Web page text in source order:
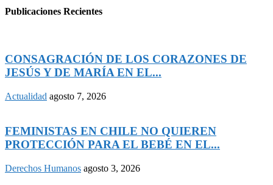
Publicaciones Recientes
CONSAGRACIÓN DE LOS CORAZONES DE
JESÚS Y DE MARÍA EN EL...
Actualidad agosto 7, 2026
FEMINISTAS EN CHILE NO QUIEREN
PROTECCIÓN PARA EL BEBÉ EN EL...
Derechos Humanos agosto 3, 2026